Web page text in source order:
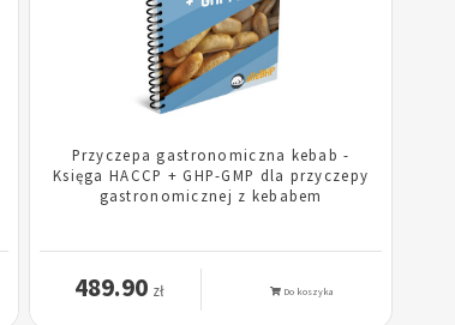
Przyczepa gastronomiczna kebab -
Księga HACCP + GHP-GMP dla przyczepy
gastronomicznej z kebabem
489.90 zł Do koszyka